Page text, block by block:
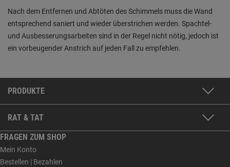
Nach dem Entfernen und Abtöten des Schimmels muss die Wand
entsprechend saniert und wieder überstrichen werden. Spachtel-
und Ausbesserungsarbeiten sind in der Regel nicht nötig, jedoch ist
ein vorbeugender Anstrich auf jeden Fall zu empfehlen.
PRODUKTE
RAT & TAT
FRAGEN ZUM SHOP
Mein Konto
Bestellen | Bezahlen